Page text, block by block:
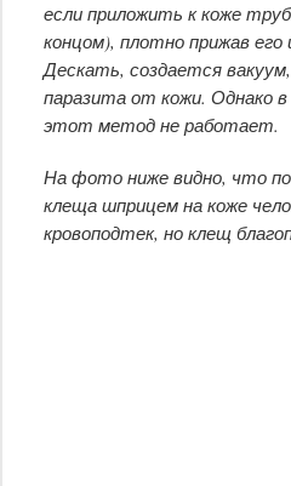
если приложить к коже
концом), плотно прижав его
Дескать, создается
паразита от кожи. Однако
этот метод не работает.
На фото ниже видно, что
клеща шприцем на коже
кровоподтек, но клещ